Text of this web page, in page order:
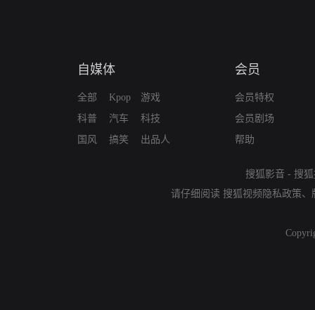
自媒体
全部
科普
国风
Kpop
汽车
搞笑
游戏
科技
出品人
会员
会员特权
会员剧场
帮助
搜狐影音 - 搜
请仔细阅读 搜狐视频隐私政策、